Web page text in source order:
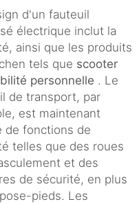
d'un fauteuil
électrique inclut la
ainsi que les produits
tels que scooter
personnelle . Le
de transport, par
est maintenant
de fonctions de
telles que des roues
et des
de sécurité, en plus
pieds. Les